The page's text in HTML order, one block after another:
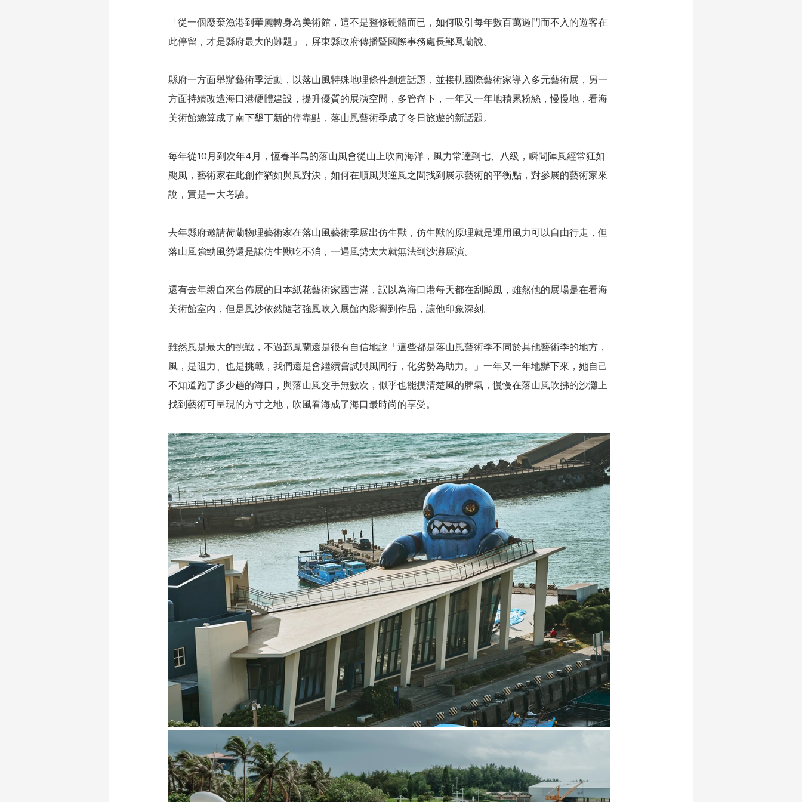
「從一個廢棄漁港到華麗轉身為美術館，這不是整修硬體而已，如何吸引每年數百萬過門而不入的遊客在
此停留，才是縣府最大的難題」，屏東縣政府傳播暨國際事務處長鄞鳳蘭說。
縣府一方面舉辦藝術季活動，以落山風特殊地理條件創造話題，並接軌國際藝術家導入多元藝術展，另一
方面持續改造海口港硬體建設，提升優質的展演空間，多管齊下，一年又一年地積累粉絲，慢慢地，看海
美術館總算成了南下墾丁新的停靠點，落山風藝術季成了冬日旅遊的新話題。
每年從10月到次年4月，恆春半島的落山風會從山上吹向海洋，風力常達到七、八級，瞬間陣風經常狂如
颱風，藝術家在此創作猶如與風對決，如何在順風與逆風之間找到展示藝術的平衡點，對參展的藝術家來
說，實是一大考驗。
去年縣府邀請荷蘭物理藝術家在落山風藝術季展出仿生獸，仿生獸的原理就是運用風力可以自由行走，但
落山風強勁風勢還是讓仿生獸吃不消，一遇風勢太大就無法到沙灘展演。
還有去年親自來台佈展的日本紙花藝術家國吉滿，誤以為海口港每天都在刮颱風，雖然他的展場是在看海
美術館室內，但是風沙依然隨著強風吹入展館內影響到作品，讓他印象深刻。
雖然風是最大的挑戰，不過鄞鳳蘭還是很有自信地說「這些都是落山風藝術季不同於其他藝術季的地方，
風，是阻力、也是挑戰，我們還是會繼續嘗試與風同行，化劣勢為助力。」一年又一年地辦下來，她自己
不知道跑了多少趟的海口，與落山風交手無數次，似乎也能摸清楚風的脾氣，慢慢在落山風吹拂的沙灘上
找到藝術可呈現的方寸之地，吹風看海成了海口最時尚的享受。